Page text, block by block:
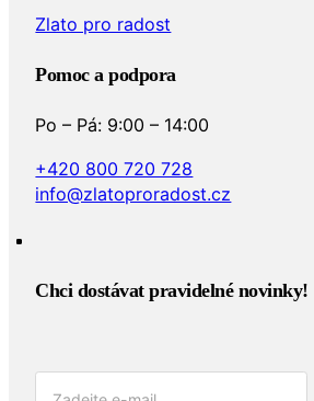
Zlato pro radost
Pomoc a podpora
Po – Pá: 9:00 – 14:00
+420 800 720 728
info@zlatoproradost.cz
Chci dostávat pravidelné novinky!​